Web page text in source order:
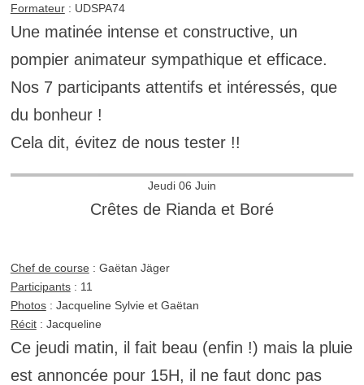
Formateur: UDSPA74
Une matinée intense et constructive, un
pompier animateur sympathique et efficace.
Nos 7 participants attentifs et intéressés, que
du bonheur !
Cela dit, évitez de nous tester !!
Jeudi 06 Juin
Crêtes de Rianda et Boré
Chef de course : Gaëtan Jäger
Participants: 11
Photos: Jacqueline Sylvie et Gaëtan
Récit: Jacqueline
Ce jeudi matin, il fait beau (enfin !) mais la pluie
est annoncée pour 15H, il ne faut donc pas